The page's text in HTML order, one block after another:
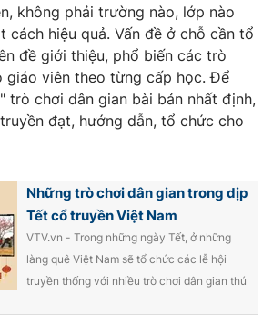
Vươn mình bằng AI
VTV8
English
không phải trường nào, lớp nào
cách hiệu quả. Vấn đề ở chỗ cần tổ
đề giới thiệu, phổ biến các trò
giáo viên theo từng cấp học. Để
trò chơi dân gian bài bản nhất định,
đạt, hướng dẫn, tổ chức cho
Những trò chơi dân gian trong dịp
Tết cổ truyền Việt Nam
VTV.vn - Trong những ngày Tết, ở những
làng quê Việt Nam sẽ tổ chức các lễ hội
truyền thống với nhiều trò chơi dân gian thú